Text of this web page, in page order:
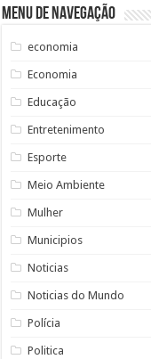
Menu de Navegação
economia
Economia
Educação
Entretenimento
Esporte
Meio Ambiente
Mulher
Municipios
Noticias
Noticias do Mundo
Polícia
Politica